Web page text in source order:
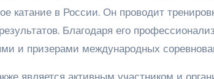
катание в России. Он проводит
Благодаря его
и призерами международных
является активным участником и